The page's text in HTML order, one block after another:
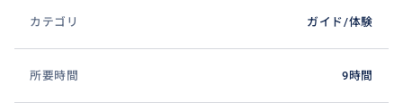
色とりどりの魚たちと美しいサンゴ礁が広がる、パダ
ンバイの海の魅力を間近で体感できるシュノーケリン
カテゴリ ガイド/体験
所要時間 9時間